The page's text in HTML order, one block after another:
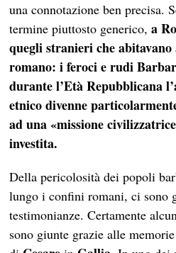
una connotazione ben precisa.
termine piuttosto generico,a
quegli stranieri che
romano: i feroci e rudi
durante l’Età Repubblicana
etnico divenne
ad una «missione
investita.
Della pericolosità dei popoli
lungo i confini romani, ci sono
testimonianze. Certamente
sono giunte grazie alle